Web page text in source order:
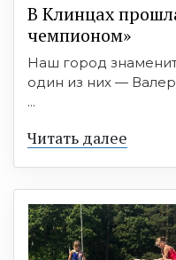
В Клинцах
чемпионом»
Наш город
один из них —
...
Читать далее